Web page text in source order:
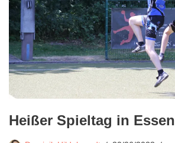
Heißer Spieltag in Essen